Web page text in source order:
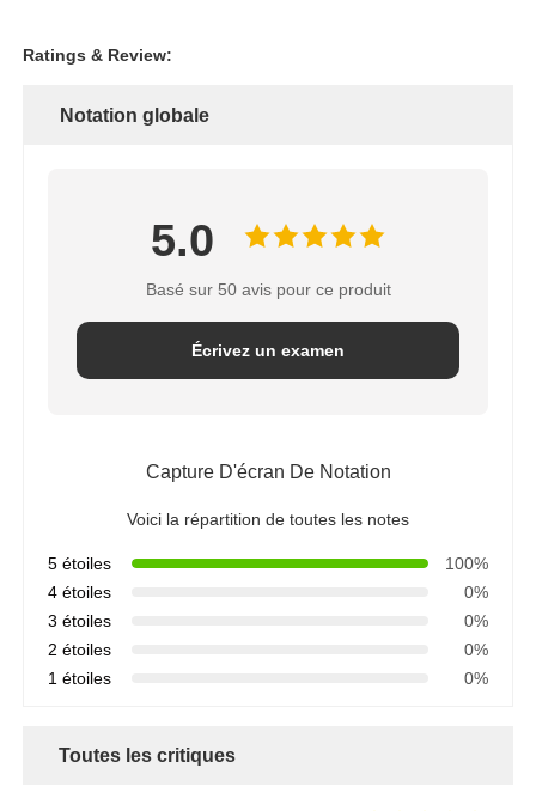
Ratings & Review:
Notation globale
5.0
Basé sur 50 avis pour ce produit
Écrivez un examen
Capture D'écran De Notation
Voici la répartition de toutes les notes
5 étoiles
100%
4 étoiles
0%
3 étoiles
0%
2 étoiles
0%
1 étoiles
0%
Toutes les critiques